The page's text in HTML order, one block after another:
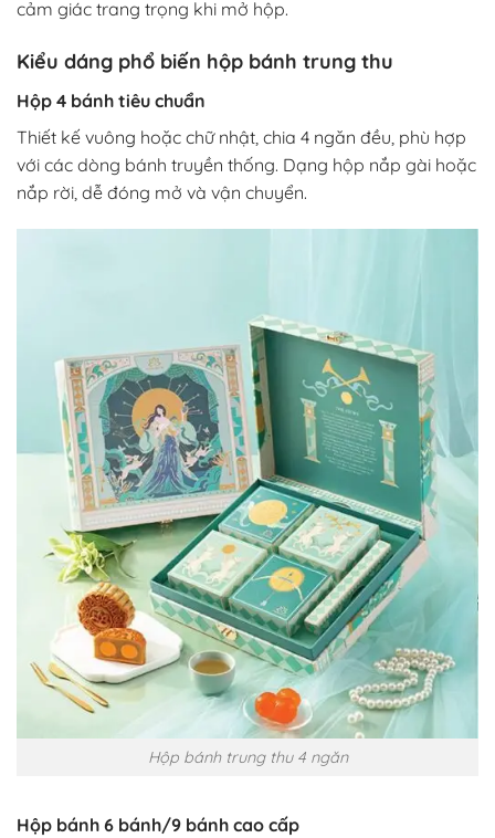
cảm giác trang trọng khi mở hộp.
Kiểu dáng phổ biến hộp bánh trung thu
Hộp 4 bánh tiêu chuẩn
Thiết kế vuông hoặc chữ nhật, chia 4 ngăn đều, phù hợp
với các dòng bánh truyền thống. Dạng hộp nắp gài hoặc
nắp rời, dễ đóng mở và vận chuyển.
Hộp bánh trung thu 4 ngăn
Hộp bánh 6 bánh/9 bánh cao cấp